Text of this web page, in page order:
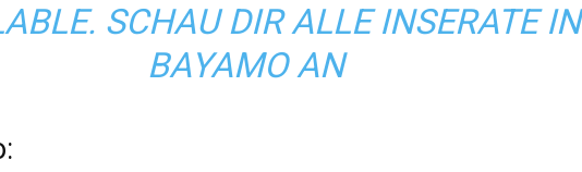
SCHAU DIR ALLE INSERATE IN
BAYAMO AN